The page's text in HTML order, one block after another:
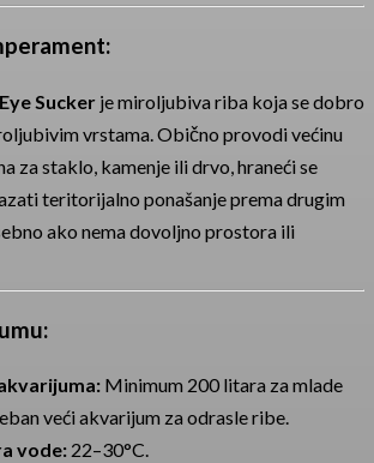
Sucker je miroljubiva riba koja se dobro
vrstama. Obično provodi većinu
za staklo, kamenje ili drvo, hraneći se
teritorijalno ponašanje prema drugim
ako nema dovoljno prostora ili
Minimum 200 litara za mlade
veći akvarijum za odrasle ribe.
vode: 22–30°C.